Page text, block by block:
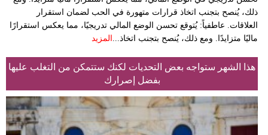
ذلك، يُنصح بتجنب اتخاذ قرارات متهورة في الحب لضمان استقرار
العلاقات. عاطفياً: يُتوقع تحسن الوضع المالي تدريجيًا، مما يعكس استقرارًا
ماليًا متزايدًا. ومع ذلك، يُنصح بتجنب اتخاذ... المزيد
هذا الشهر ستواجه بعض التحديات لكنك ستتمكن من التغلب عليها
بفضل إصرارك